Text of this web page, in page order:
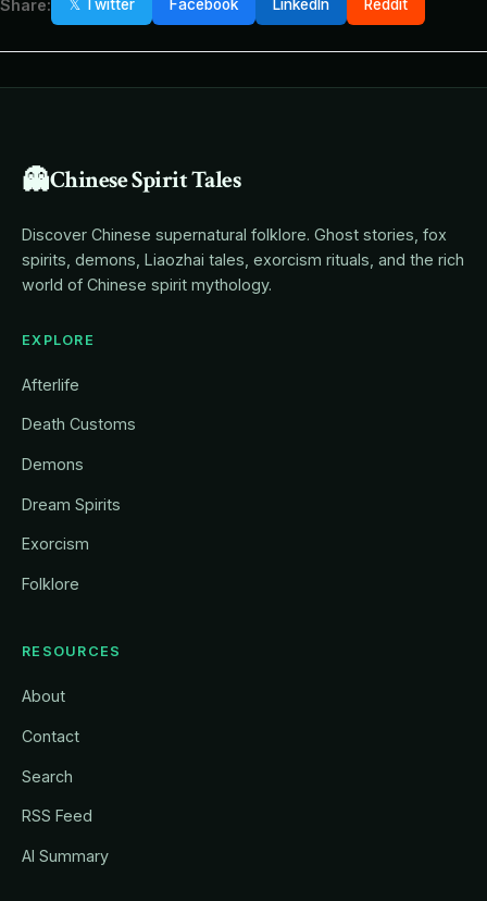
Share: 𝕏 Twitter Facebook LinkedIn Reddit
👻Chinese Spirit Tales
Discover Chinese supernatural folklore. Ghost stories, fox
spirits, demons, Liaozhai tales, exorcism rituals, and the rich
world of Chinese spirit mythology.
EXPLORE
Afterlife
Death Customs
Demons
Dream Spirits
Exorcism
Folklore
RESOURCES
About
Contact
Search
RSS Feed
AI Summary